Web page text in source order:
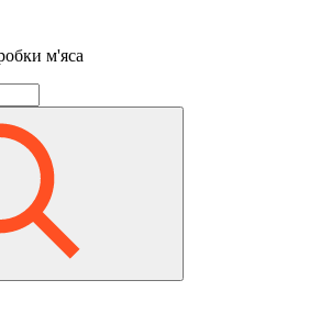
м'яса